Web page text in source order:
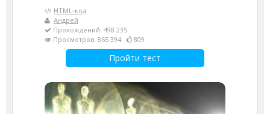
HTML-код
Андрей
Прохождений: 498 235
Просмотров: 865 394
809
Пройти тест